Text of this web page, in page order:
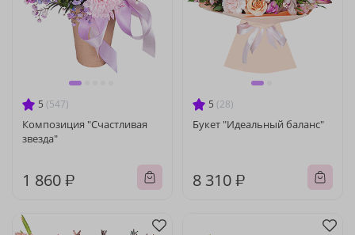
5 (547)
Композиция "Счастливая
звезда"
1 860 ₽
5 (28)
Букет "Идеальный баланс"
8 310 ₽